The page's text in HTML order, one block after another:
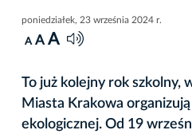
poniedziałek, 23 września 2024 r.
A A A
To już kolejny rok szkolny,
Miasta Krakowa
ekologicznej. Od 19